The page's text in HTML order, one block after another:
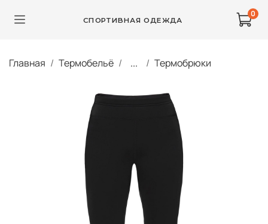
СПОРТИВНАЯ ОДЕЖДА
0
Главная Термобельё ... Термобрюки